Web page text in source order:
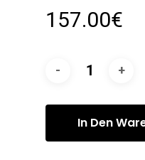
157.00€
In Den